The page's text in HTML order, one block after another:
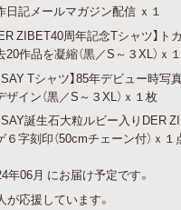
日記メールマガジン配信 ｘ１
ZIBET40周年記念Tシャツ】ト
20作品を凝縮（黒／S～３XL）ｘ
Tシャツ】85年デビュー時写
ザイン（黒／S～３XL）ｘ１枚
誕生石大粒ルビー入りDER
６字刻印（50cmチェーン付）ｘ１
年06月 にお届け予定です。
が応援しています。